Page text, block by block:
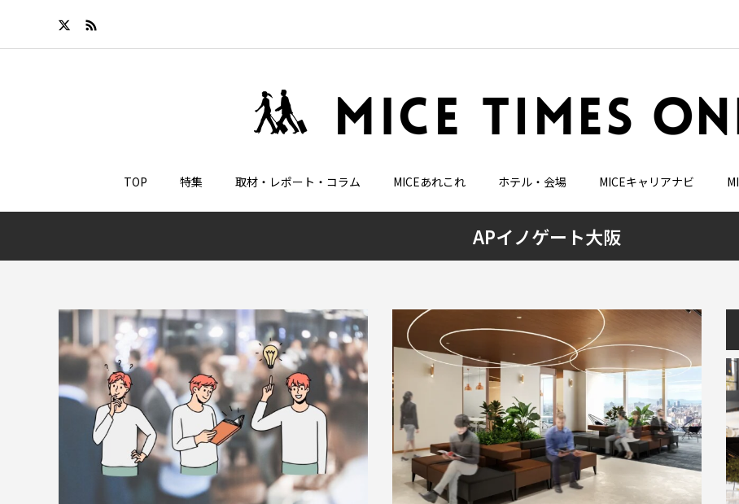
TOP 特集 取材・レポート・コラム MICEあれこれ ホテル・会場 MICEキャリアナビ
APイノゲート大阪